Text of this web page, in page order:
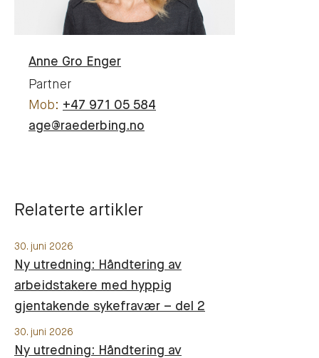
Anne Gro Enger
Partner
+47 971 05 584
age@raederbing.no
Relaterte artikler
30. juni 2026
Ny utredning: Håndtering av
arbeidstakere med hyppig
gjentakende sykefravær – del 2
30. juni 2026
Ny utredning: Håndtering av